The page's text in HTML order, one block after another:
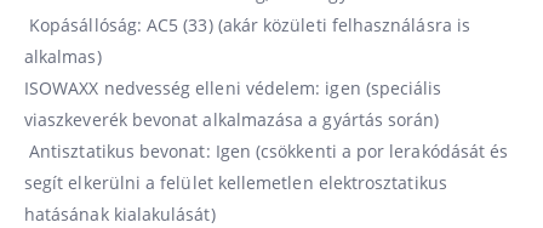
Kopásállóság: AC5 (33) (akár közületi felhasználásra is
alkalmas)
ISOWAXX nedvesség elleni védelem: igen (speciális
viaszkeverék bevonat alkalmazása a gyártás során)
Antisztatikus bevonat: Igen (csökkenti a por lerakódását és
segít elkerülni a felület kellemetlen elektrosztatikus
hatásának kialakulását)